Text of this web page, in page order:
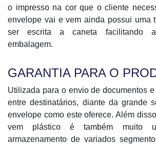
o impresso na cor que o cliente
envelope vai e vem ainda possui uma
ser escrita a caneta facilitando
embalagem.
GARANTIA PARA O
Utilizada para o envio de documentos
entre destinatários, diante da grande
envelope como este oferece. Além
vem plástico é também muito
armazenamento de variados